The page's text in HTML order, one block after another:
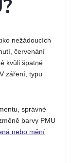
nežádoucích
červenání
kvůli špatné
záření, typu
správné
barvy PMU
nebo mění